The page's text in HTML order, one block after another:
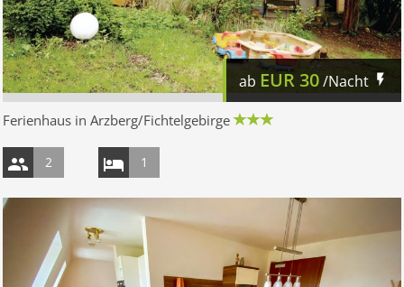
ab EUR30/Nacht
Ferienhaus in Arzberg/Fichtelgebirge
2 1